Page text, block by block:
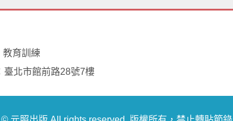
教育訓練
北市館前路28號7樓